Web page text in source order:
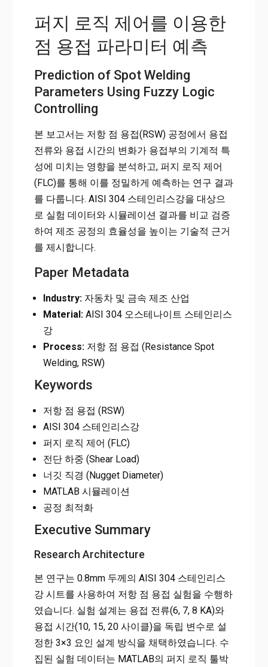
퍼지 로직 제어를 이용한
점 용접 파라미터 예측
Prediction of Spot Welding
Parameters Using Fuzzy Logic
Controlling
본 보고서는 저항 점 용접(RSW) 공정에서 용접
전류와 용접 시간의 변화가 용접부의 기계적 특
성에 미치는 영향을 분석하고, 퍼지 로직 제어
(FLC)를 통해 이를 정밀하게 예측하는 연구 결과
를 다룹니다. AISI 304 스테인리스강을 대상으
로 실험 데이터와 시뮬레이션 결과를 비교 검증
하여 제조 공정의 효율성을 높이는 기술적 근거
를 제시합니다.
Paper Metadata
Industry:자동차 및 금속 제조 산업
Material:AISI 304 오스테나이트 스테인리스
강
Process:저항 점 용접 (Resistance Spot
Welding, RSW)
Keywords
저항 점 용접 (RSW)
AISI 304 스테인리스강
퍼지 로직 제어 (FLC)
전단 하중 (Shear Load)
너깃 직경 (Nugget Diameter)
MATLAB 시뮬레이션
공정 최적화
Executive Summary
Research Architecture
본 연구는 0.8mm 두께의 AISI 304 스테인리스
강 시트를 사용하여 저항 점 용접 실험을 수행하
였습니다. 실험 설계는 용접 전류(6, 7, 8 KA)와
용접 시간(10, 15, 20 사이클)을 독립 변수로 설
정한 3×3 요인 설계 방식을 채택하였습니다. 수
집된 실험 데이터는 MATLAB의 퍼지 로직 툴박